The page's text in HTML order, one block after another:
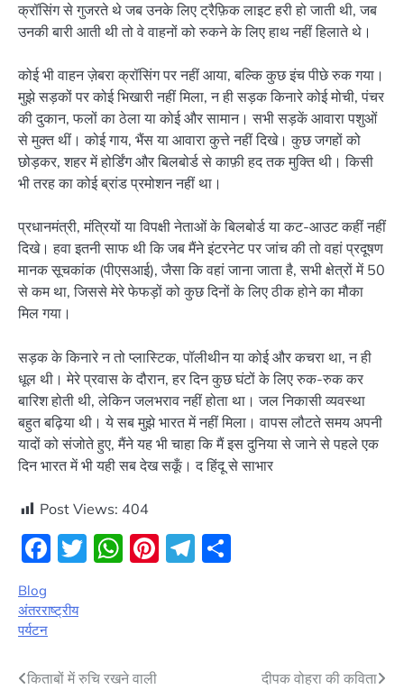
क्रॉसिंग से गुजरते थे जब उनके लिए ट्रैफ़िक लाइट हरी हो जाती थी, जब
उनकी बारी आती थी तो वे वाहनों को रुकने के लिए हाथ नहीं हिलाते थे।
कोई भी वाहन ज़ेबरा क्रॉसिंग पर नहीं आया, बल्कि कुछ इंच पीछे रुक गया।
मुझे सड़कों पर कोई भिखारी नहीं मिला, न ही सड़क किनारे कोई मोची, पंचर
की दुकान, फलों का ठेला या कोई और सामान। सभी सड़कें आवारा पशुओं
से मुक्त थीं। कोई गाय, भैंस या आवारा कुत्ते नहीं दिखे। कुछ जगहों को
छोड़कर, शहर में होर्डिंग और बिलबोर्ड से काफ़ी हद तक मुक्ति थी। किसी
भी तरह का कोई ब्रांड प्रमोशन नहीं था।
प्रधानमंत्री, मंत्रियों या विपक्षी नेताओं के बिलबोर्ड या कट-आउट कहीं नहीं
दिखे। हवा इतनी साफ थी कि जब मैंने इंटरनेट पर जांच की तो वहां प्रदूषण
मानक सूचकांक (पीएसआई), जैसा कि वहां जाना जाता है, सभी क्षेत्रों में 50
से कम था, जिससे मेरे फेफड़ों को कुछ दिनों के लिए ठीक होने का मौका
मिल गया।
सड़क के किनारे न तो प्लास्टिक, पॉलीथीन या कोई और कचरा था, न ही
धूल थी। मेरे प्रवास के दौरान, हर दिन कुछ घंटों के लिए रुक-रुक कर
बारिश होती थी, लेकिन जलभराव नहीं होता था। जल निकासी व्यवस्था
बहुत बढ़िया थी। ये सब मुझे भारत में नहीं मिला। वापस लौटते समय अपनी
यादों को संजोते हुए, मैंने यह भी चाहा कि मैं इस दुनिया से जाने से पहले एक
दिन भारत में भी यही सब देख सकूँ। द हिंदू से साभार
Post Views: 404
Facebook
Twitter
WhatsApp
Pinterest
Telegram
Blog
अंतरराष्ट्रीय
पर्यटन
Post
किताबों में रुचि रखने वाली दीपक वोहरा की कविता